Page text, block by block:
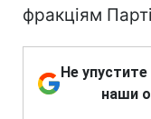
фракціям
Не
наши